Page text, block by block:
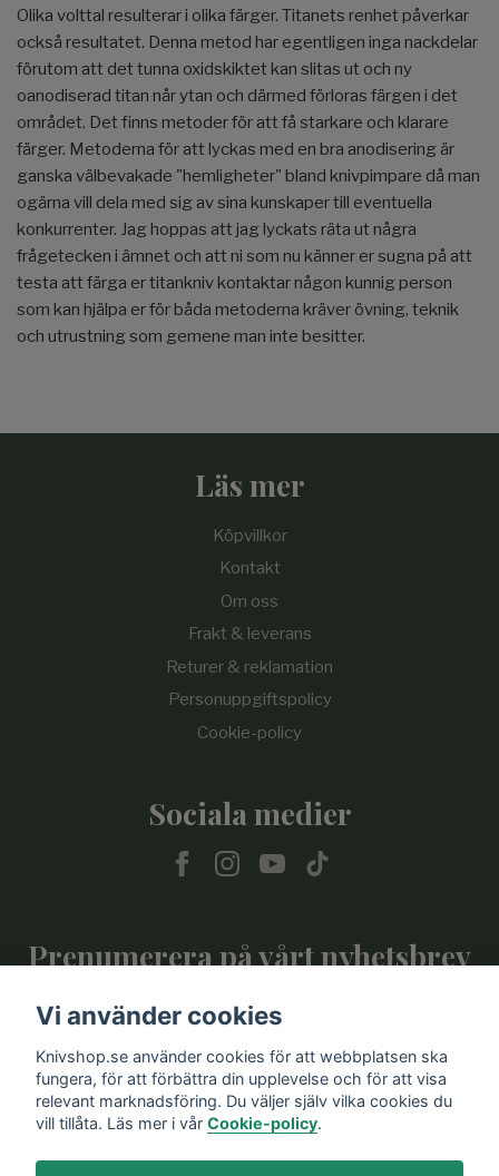
Olika volttal resulterar i olika färger. Titanets renhet påverkar
också resultatet. Denna metod har egentligen inga nackdelar
förutom att det tunna oxidskiktet kan slitas ut och ny
oanodiserad titan når ytan och därmed förloras färgen i det
området. Det finns metoder för att få starkare och klarare
färger. Metoderna för att lyckas med en bra anodisering är
ganska välbevakade "hemligheter" bland knivpimpare då man
ogärna vill dela med sig av sina kunskaper till eventuella
konkurrenter. Jag hoppas att jag lyckats räta ut några
frågetecken i ämnet och att ni som nu känner er sugna på att
testa att färga er titankniv kontaktar någon kunnig person
som kan hjälpa er för båda metoderna kräver övning, teknik
och utrustning som gemene man inte besitter.
Läs mer
Köpvillkor
Kontakt
Om oss
Frakt & leverans
Returer & reklamation
Personuppgiftspolicy
Cookie-policy
Sociala medier
Prenumerera på vårt nyhetsbrev
Vi använder cookies
Knivshop.se använder cookies för att webbplatsen ska
fungera, för att förbättra din upplevelse och för att visa
relevant marknadsföring. Du väljer själv vilka cookies du
vill tillåta. Läs mer i vår Cookie-policy.